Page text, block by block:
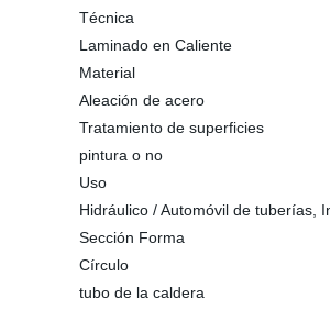
Técnica
Laminado en Caliente
Material
Aleación de acero
Tratamiento de superficies
pintura o no
Uso
Hidráulico / Automóvil de tuberías,
Sección Forma
Círculo
tubo de la caldera